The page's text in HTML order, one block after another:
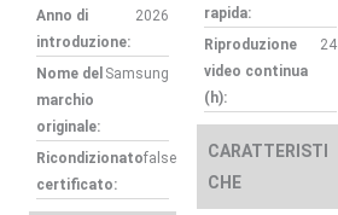
Anno di
introduzione:
2026
Nome del
marchio
originale:
Samsung
Ricondizionato
certificato:
false
rapida:
Riproduzione
video continua
(h):
24
CARATTERISTI
CHE